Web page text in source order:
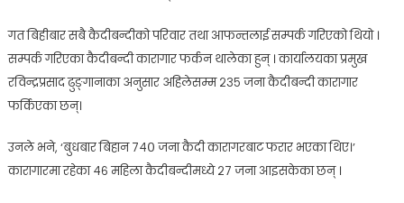
गत बिहीबार सबै कैदीबन्दीको परिवार तथा आफन्तलाई सम्पर्क गरिएको थियो ।
सम्पर्क गरिएका कैदीबन्दी कारागार फर्कन थालेका हुन् । कार्यालयका प्रमुख
रविन्द्रप्रसाद ढुङ्गानाका अनुसार अहिलेसम्म २३५ जना कैदीबन्दी कारागार
फर्किएका छन्।
उनले भने, ‘बुधबार बिहान ७४० जना कैदी कारागरबाट फरार भएका थिए।’
कारागारमा रहेका ४६ महिला कैदीबन्दीमध्ये २७ जना आइसकेका छन् ।